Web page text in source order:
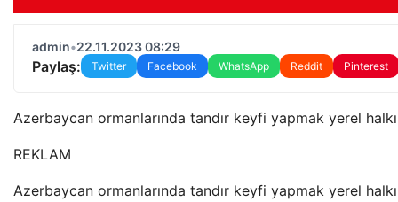
admin•22.11.2023 08:29
Paylaş: Twitter Facebook WhatsApp Reddit Pinterest
Azerbaycan ormanlarında tandır keyfi yapmak yerel
REKLAM
Azerbaycan ormanlarında tandır keyfi yapmak yerel